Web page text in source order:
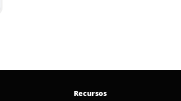
Recursos